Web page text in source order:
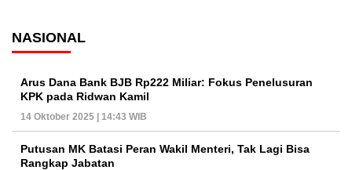
NASIONAL
Arus Dana Bank BJB Rp222 Miliar: Fokus Penelusuran
KPK pada Ridwan Kamil
14 Oktober 2025 | 14:43 WIB
Putusan MK Batasi Peran Wakil Menteri, Tak Lagi Bisa
Rangkap Jabatan